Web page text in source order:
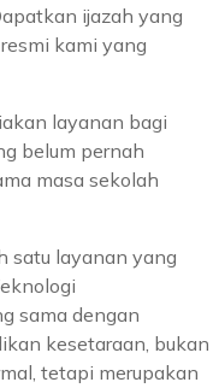
ijazah yang
kami yang
layanan bagi
belum pernah
masa sekolah
satu layanan yang
sama dengan
kesetaraan, bukan
tetapi merupakan